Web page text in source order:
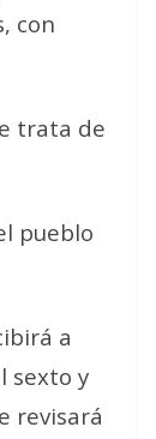
con
trata de
pueblo
a
sexto y
revisará